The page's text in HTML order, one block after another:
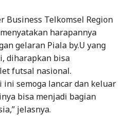
Business Telkomsel Region
harapannya
gelaran Piala by.U yang
diharapkan bisa
futsal nasional.
semoga lancar dan keluar
bisa menjadi bagian
jelasnya.